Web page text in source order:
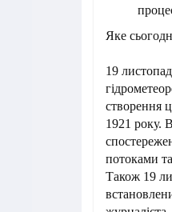
Яке
19
створення
1921 року.
потоками
Також 19